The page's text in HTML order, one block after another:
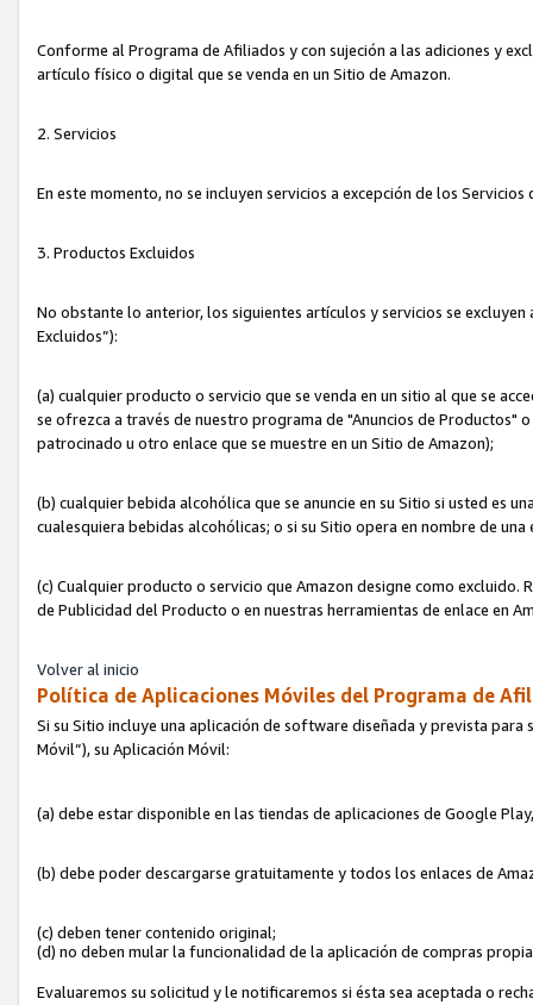
Conforme al Programa de Afiliados y con sujeción a las adiciones y
artículo físico o digital que se venda en un Sitio de Amazon.
2. Servicios
En este momento, no se incluyen servicios a excepción de los
3. Productos Excluidos
No obstante lo anterior, los siguientes artículos y servicios se
Excluidos”):
(a) cualquier producto o servicio que se venda en un sitio al que se
se ofrezca a través de nuestro programa de "Anuncios de Productos"
patrocinado u otro enlace que se muestre en un Sitio de Amazon);
(b) cualquier bebida alcohólica que se anuncie en su Sitio si usted es
cualesquiera bebidas alcohólicas; o si su Sitio opera en nombre de
(c) Cualquier producto o servicio que Amazon designe como excluido.
de Publicidad del Producto o en nuestras herramientas de enlace en
Volver al inicio
Política de Aplicaciones Móviles del Programa de
Si su Sitio incluye una aplicación de software diseñada y prevista
Móvil”), su Aplicación Móvil:
(a) debe estar disponible en las tiendas de aplicaciones de Google
(b) debe poder descargarse gratuitamente y todos los enlaces de
(c) deben tener contenido original;
(d) no deben mular la funcionalidad de la aplicación de compras
Evaluaremos su solicitud y le notificaremos si ésta sea aceptada o